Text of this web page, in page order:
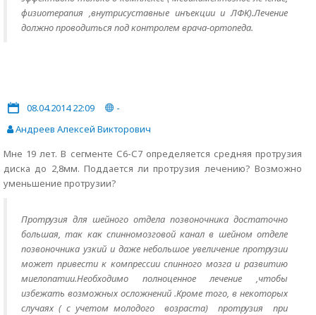
физиотерапия ,внутрисуставные инъекции и ЛФК).Лечение
должно проводиться под контролем врача-ортопеда.
08.04.2014 22:09
-
Андреев Алексей Викторович
Мне 19 лет. В сегменте С6-С7 определяется средняя протрузия
диска до 2,8мм. Поддается ли протрузия лечению? Возможно
уменьшение протрузии?
Протрузия для шейного отдела позвоночника достаточно
большая, так как спинномозговой канал в шейном отделе
позвоночника узкий и даже небольшое увеличение протрузии
может привести к компрессии спинного мозга и развитию
миелопатии.Необходимо полноценное лечение ,чтобы
избежать возможных осложнений .Кроме того, в некоторых
случаях ( с учетом молодого возраста) протрузия при